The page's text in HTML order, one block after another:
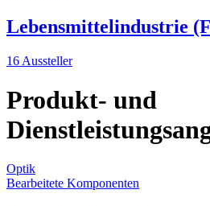
Lebensmittelindustrie
16 Aussteller
Produkt- und
Optik
Bearbeitete Komponenten